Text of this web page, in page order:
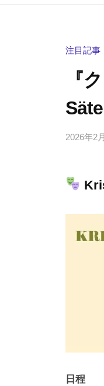
注目記事
『
2026年2
日程